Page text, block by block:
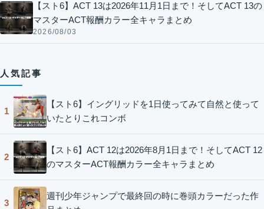
【スト6】ACT 13は2026年11月1日まで！そしてACT 13の
マスターACT報酬カラー全キャラまとめ
2026/08/03
人気記事
1
【スト6】イングリッドを1日使ってみて自然と使って
いたとりこれコンボ
2
【スト6】ACT 12は2026年8月1日まで！そしてACT 12
のマスターACT報酬カラー全キャラまとめ
3
週刊少年ジャンプで最終回の時に巻頭カラーだった作